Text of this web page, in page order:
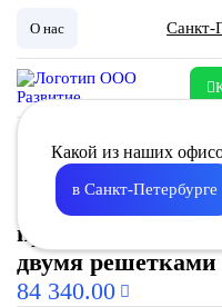
О нас Санкт-
Какой из наших
в Санкт-Петербурге
Корпус фильтра
пристенный
двумя решетками
84 340.00